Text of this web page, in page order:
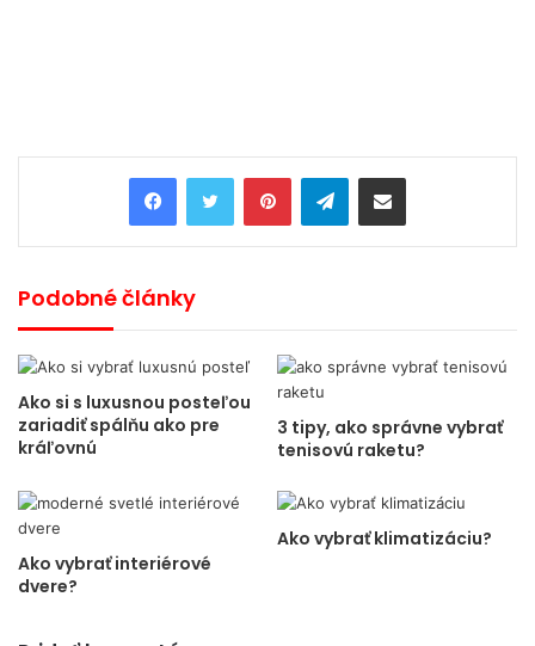
PinterestTelegramShare via Email
Podobné články
Ako si s luxusnou posteľou
zariadiť spálňu ako pre
kráľovnú
3 tipy, ako správne vybrať
tenisovú raketu?
Ako vybrať interiérové ​​
dvere?
Ako vybrať klimatizáciu?